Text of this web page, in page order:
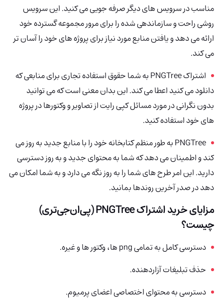
مناسب در سرویس های دیگر صرفه جویی می کنید. این سرویس
روشی راحت و سازماندهی شده را برای مرور مجموعه گسترده خود
ارائه می دهد و یافتن منابع مورد نیاز برای پروژه های خود را آسان تر
می کند.
اشتراک PNGTree به شما حقوق استفاده تجاری برای منابعی که
دانلود می کنید اعطا می کند. این بدان معنی است که می توانید
بدون نگرانی در مورد مسائل کپی رایت از تصاویر و وکتورها در پروژه
های خود استفاده کنید.
PNGTreeبه طور منظم کتابخانه خود را با منابع جدید به روز می
کند و اطمینان می دهد که شما به محتوای جدید و به روز دسترسی
دارید. این امر طرح های شما را به روز نگه می دارد و به شما امکان می
دهد در صدر آخرین روندها بمانید.
مزایای خرید اشتراکPNGTree (پی‌ان‌جی‌تری)
چیست؟
دسترسی کامل به تمامی png ها، وکتور ها و غیره.
حذف تبلیغات آزاردهنده.
دسترسی به محتوای اختصاصی اعضای پرمیوم.